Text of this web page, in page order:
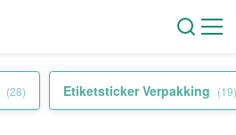
(28) Etiketsticker Verpakking (19)